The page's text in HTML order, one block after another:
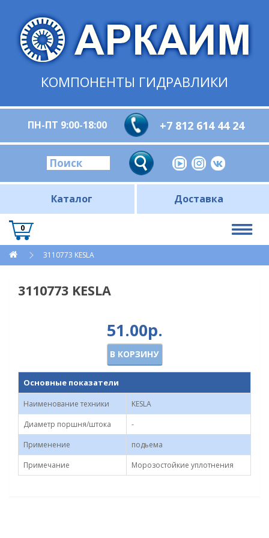
КОМПОНЕНТЫ ГИДРАВЛИКИ
ПН-ПТ 9:00-18:00 +7 812 614 44 24
Каталог Доставка
0
3110773 KESLA
3110773 KESLA
51.00р.
В КОРЗИНУ
Основные показатели
Наименование техники
KESLA
Диаметр поршня/штока
-
Применение
подьема
Примечание
Морозостойкие уплотнения